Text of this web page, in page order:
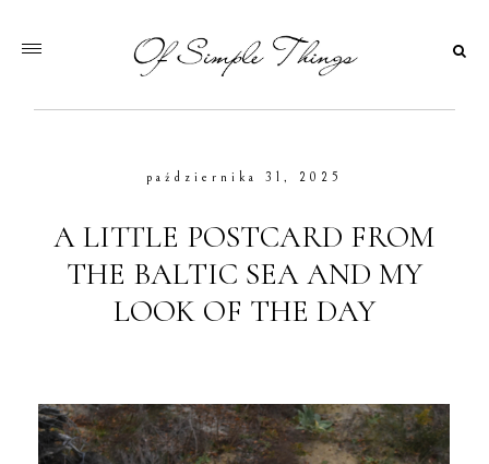
października 31, 2025
A LITTLE POSTCARD FROM
THE BALTIC SEA AND MY
LOOK OF THE DAY